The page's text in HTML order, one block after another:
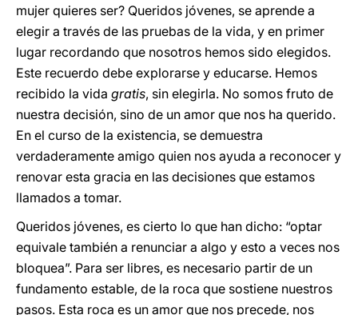
mujer quieres ser? Queridos jóvenes, se aprende a
elegir a través de las pruebas de la vida, y en primer
lugar recordando que nosotros hemos sido elegidos.
Este recuerdo debe explorarse y educarse. Hemos
recibido la vida gratis, sin elegirla. No somos fruto de
nuestra decisión, sino de un amor que nos ha querido.
En el curso de la existencia, se demuestra
verdaderamente amigo quien nos ayuda a reconocer y
renovar esta gracia en las decisiones que estamos
llamados a tomar.
Queridos jóvenes, es cierto lo que han dicho: “optar
equivale también a renunciar a algo y esto a veces nos
bloquea”. Para ser libres, es necesario partir de un
fundamento estable, de la roca que sostiene nuestros
pasos. Esta roca es un amor que nos precede, nos